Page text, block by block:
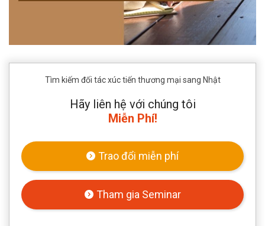
Tìm kiếm đối tác xúc tiến thương mại sang Nhật
Hãy liên hệ với chúng tôi
Miễn Phí!
Trao đổi miễn phí
Tham gia Seminar